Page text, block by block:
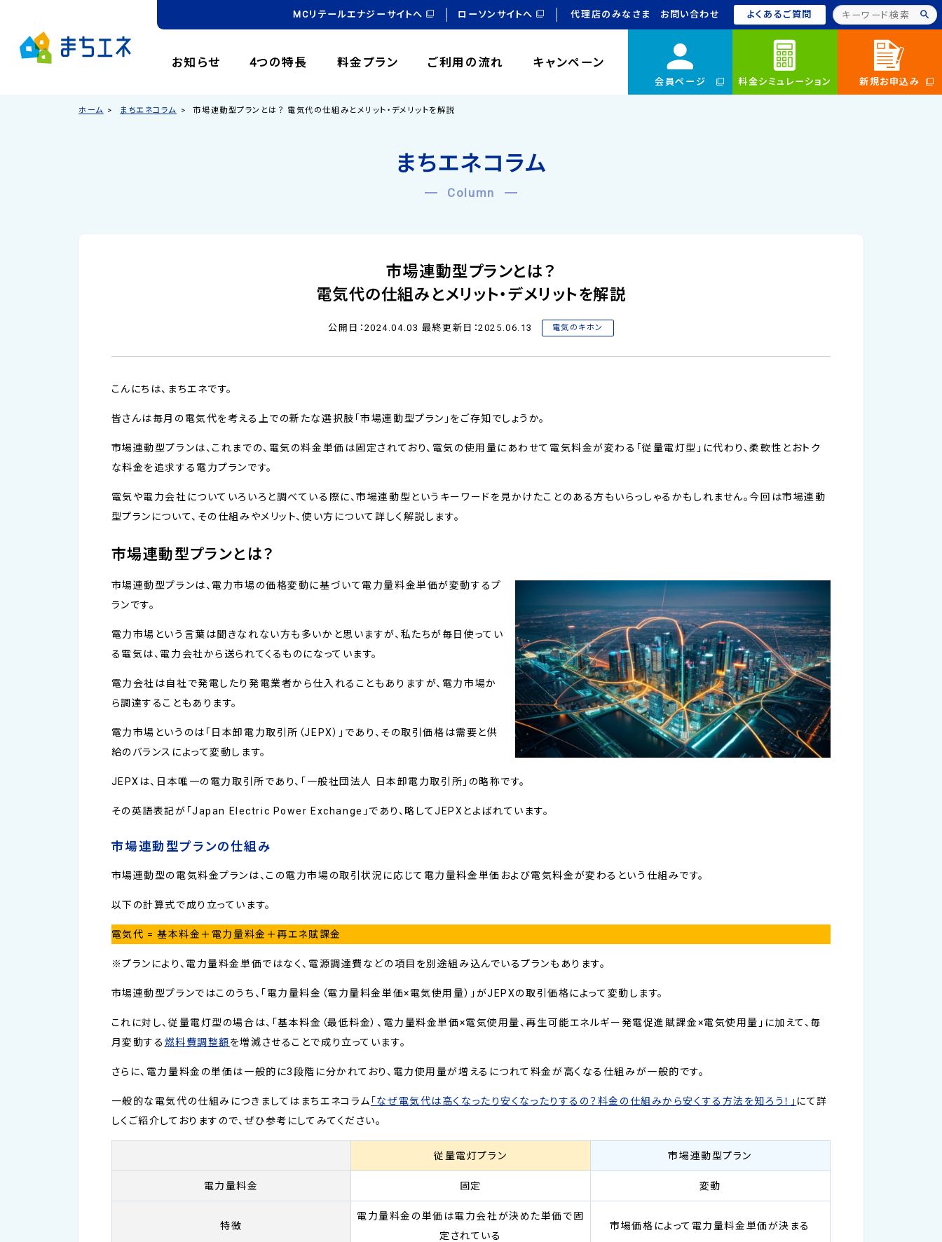
会員ページ 料金シミュレーション 新規お申込み
お知らせ 4つの特長 料金プラン ご利用の流れ キャンペーン
MCリテールエナジーサイトへ ローソンサイトへ 代理店のみなさま お問い合わせ よくあるご質問
ホーム まちエネコラム 市場連動型プランとは？ 電気代の仕組みとメリット・デメリットを解説
まちエネコラム
Column
市場連動型プランとは？
電気代の仕組みとメリット・デメリットを解説
公開日：2024.04.03 最終更新日：2025.06.13 電気のキホン
こんにちは、まちエネです。
皆さんは毎月の電気代を考える上での新たな選択肢「市場連動型プラン」をご存知でしょうか。
市場連動型プランは、これまでの、電気の料金単価は固定されており、電気の使用量にあわせて電気料金が変わる「従量電灯型」に代わり、柔軟性とおトク
な料金を追求する電力プランです。
電気や電力会社についていろいろと調べている際に、市場連動型というキーワードを見かけたことのある方もいらっしゃるかもしれません。今回は市場連動
型プランについて、その仕組みやメリット、使い方について詳しく解説します。
市場連動型プランとは？
市場連動型プランは、電力市場の価格変動に基づいて電力量料金単価が変動するプ
ランです。
電力市場という言葉は聞きなれない方も多いかと思いますが、私たちが毎日使ってい
る電気は、電力会社から送られてくるものになっています。
電力会社は自社で発電したり発電業者から仕入れることもありますが、電力市場か
ら調達することもあります。
電力市場というのは「日本卸電力取引所（JEPX）」であり、その取引価格は需要と供
給のバランスによって変動します。
JEPXは、日本唯一の電力取引所であり、「一般社団法人 日本卸電力取引所」の略称です。
その英語表記が「Japan Electric Power Exchange」であり、略してJEPXとよばれています。
市場連動型プランの仕組み
市場連動型の電気料金プランは、この電力市場の取引状況に応じて電力量料金単価および電気料金が変わるという仕組みです。
以下の計算式で成り立っています。
電気代 = 基本料金＋電力量料金＋再エネ賦課金
※プランにより、電力量料金単価ではなく、電源調達費などの項目を別途組み込んでいるプランもあります。
市場連動型プランではこのうち、「電力量料金（電力量料金単価×電気使用量）」がJEPXの取引価格によって変動します。
これに対し、従量電灯型の場合は、「基本料金（最低料金）、電力量料金単価×電気使用量、再生可能エネルギー発電促進賦課金×電気使用量」に加えて、毎
月変動する 燃料費調整額を増減させることで成り立っています。
さらに、電力量料金の単価は一般的に3段階に分かれており、電力使用量が増えるにつれて料金が高くなる仕組みが一般的です。
一般的な電気代の仕組みにつきましてはまちエネコラム 「なぜ電気代は高くなったり安くなったりするの？料金の仕組みから安くする方法を知ろう！」 にて詳
しくご紹介しておりますので、ぜひ参考にしてみてください。
従量電灯プラン 市場連動型プラン
電力量料金 固定 変動
特徴
電力量料金の単価は電力会社が決めた単価で固
定されている
市場価格によって電力量料金単価が決まる